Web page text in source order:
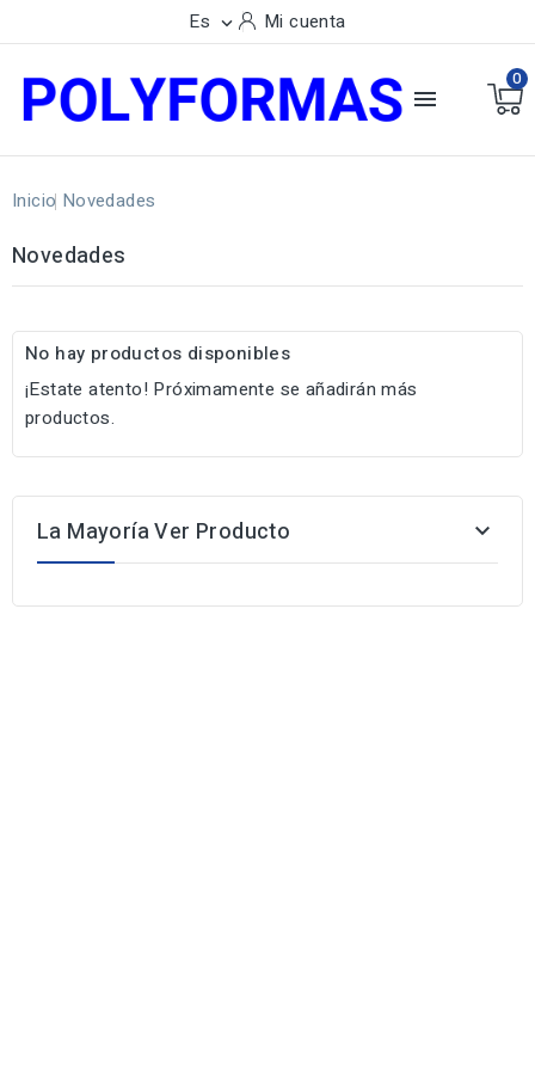
Es  Mi cuenta

0
Inicio Novedades
Novedades
No hay productos disponibles
¡Estate atento! Próximamente se añadirán más
productos.
La Mayoría Ver Producto 